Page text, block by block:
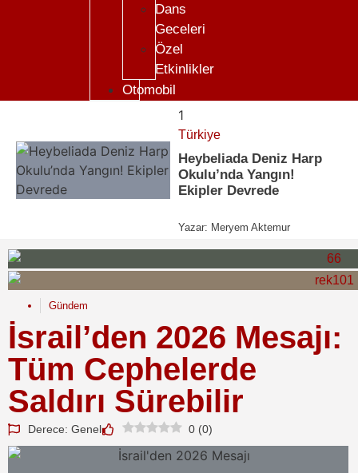
Dans
Geceleri
Özel
Etkinlikler
Otomobil
1
Türkiye
Heybeliada Deniz Harp
Okulu’nda Yangın!
Ekipler Devrede
Yazar: Meryem Aktemur
Gündem
İsrail’den 2026 Mesajı:
Tüm Cephelerde
Saldırı Sürebilir
Derece: Genel 0 (0)